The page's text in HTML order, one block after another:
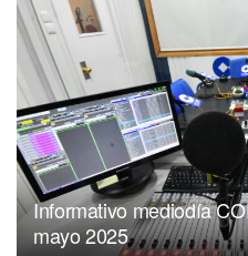
Informativo mediodía
mayo 2025